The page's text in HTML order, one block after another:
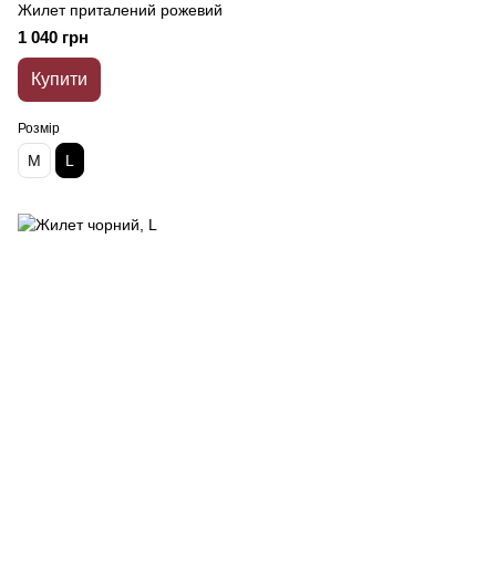
Жилет приталений рожевий
1 040 грн
Купити
Розмір
M L